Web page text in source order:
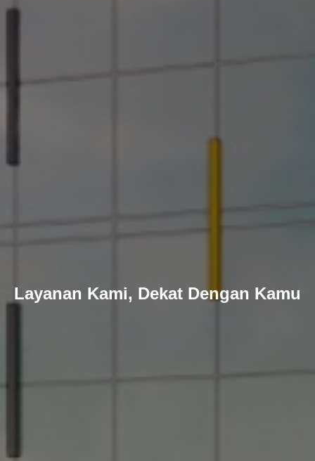
Layanan Kami, Dekat Dengan Kamu